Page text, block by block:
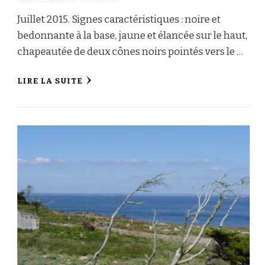
Juillet 2015. Signes caractéristiques : noire et
bedonnante à la base, jaune et élancée sur le haut,
chapeautée de deux cônes noirs pointés vers le …
LIRE LA SUITE